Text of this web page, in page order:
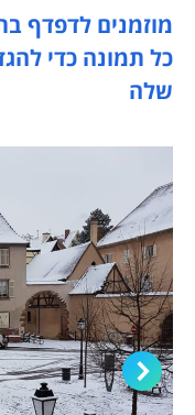
מוזמנים לדפדף
כל תמונה כדי
שלה